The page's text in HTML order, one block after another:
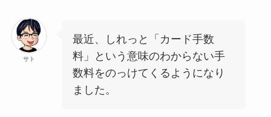
サト
最近、しれっと「カード手数
料」という意味のわからない手
数料をのっけてくるようになり
ました。